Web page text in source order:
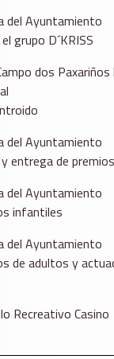
del Ayuntamiento
grupo D´KRISS
dos
del Ayuntamiento
entrega de premios
del Ayuntamiento
infantiles
del Ayuntamiento
de adultos y
Recreativo Casino